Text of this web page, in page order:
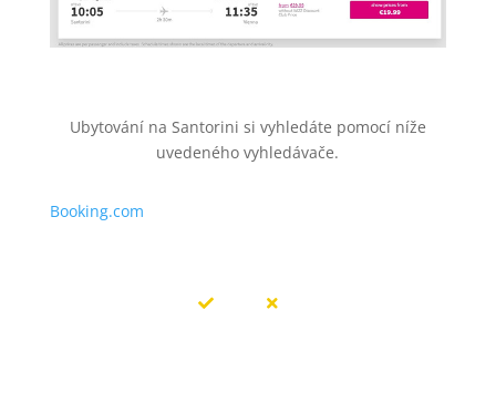
Ubytování na Santorini si vyhledáte pomocí níže
uvedeného vyhledávače.
Booking.com